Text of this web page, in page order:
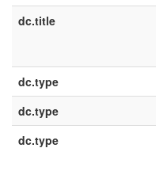
dc.title
dc.type
dc.type
dc.type